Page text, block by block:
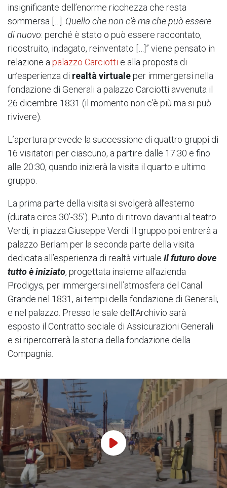
insignificante dell’enorme ricchezza che resta
sommersa […]. Quello che non c’è ma che può essere
di nuovo: perché è stato o può essere raccontato,
ricostruito, indagato, reinventato […]” viene pensato in
relazione apalazzo Carciotti e alla proposta di
un’esperienza di realtà virtualeper immergersi nella
fondazione di Generali a palazzo Carciotti avvenuta il
26 dicembre 1831 (il momento non c’è più ma si può
rivivere).
L’apertura prevede la successione di quattro gruppi di
16 visitatori per ciascuno, a partire dalle 17:30 e fino
alle 20:30, quando inizierà la visita il quarto e ultimo
gruppo.
La prima parte della visita si svolgerà all’esterno
(durata circa 30’-35’). Punto di ritrovo davanti al teatro
Verdi, in piazza Giuseppe Verdi. Il gruppo poi entrerà a
palazzo Berlam per la seconda parte della visita
dedicata all’esperienza di realtà virtuale Il futuro dove
tutto è iniziato, progettata insieme all’azienda
Prodigys, per immergersi nell’atmosfera del Canal
Grande nel 1831, ai tempi della fondazione di Generali,
e nel palazzo. Presso le sale dell’Archivio sarà
esposto il Contratto sociale di Assicurazioni Generali
e si ripercorrerà la storia della fondazione della
Compagnia.